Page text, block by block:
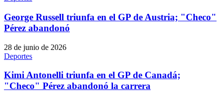
George Russell triunfa en el GP de Austria; "Checo"
Pérez abandonó
28 de junio de 2026
Deportes
Kimi Antonelli triunfa en el GP de Canadá;
"Checo" Pérez abandonó la carrera